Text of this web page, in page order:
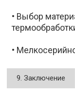
• Выбор
•
9. Заключение